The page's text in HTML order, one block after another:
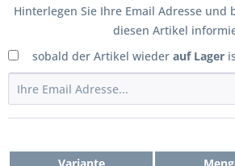
Hinterlegen Sie Ihre Email Adresse und
diesen Artikel
sobald der Artikel wieder auf Lager